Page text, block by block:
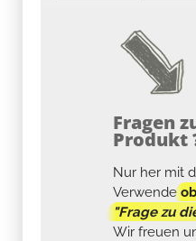
Fragen
Produkt
Nur her mit
Verwende
"Frage zu
Wir freuen